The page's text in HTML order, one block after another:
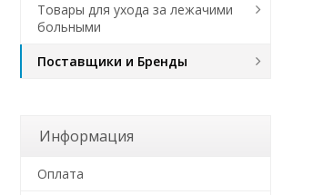
Товары для ухода за лежачими
больными
Поставщики и Бренды
Информация
Оплата